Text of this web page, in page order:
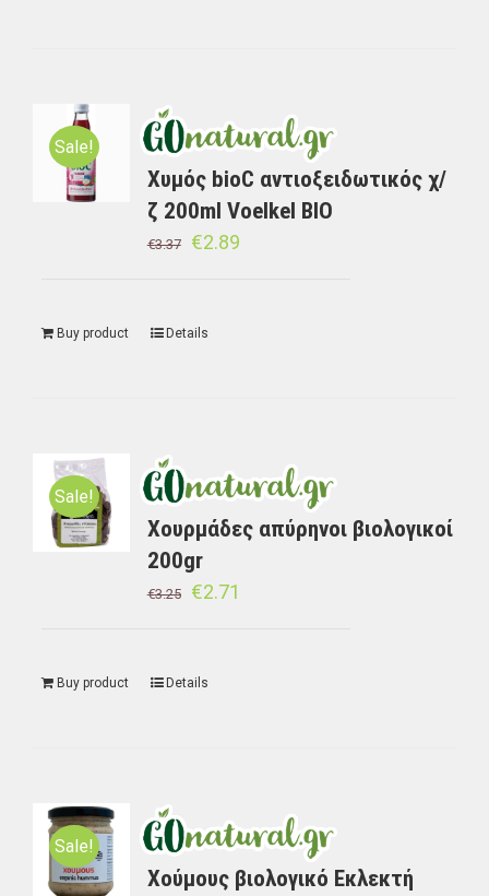
Sale!
Χυμός bioC αντιοξειδωτικός χ/
ζ 200ml Voelkel BIO
€3.37 €2.89
Buy product Details
Sale!
Χουρμάδες απύρηνοι βιολογικοί
200gr
€3.25 €2.71
Buy product Details
Sale!
Χούμους βιολογικό Εκλεκτή